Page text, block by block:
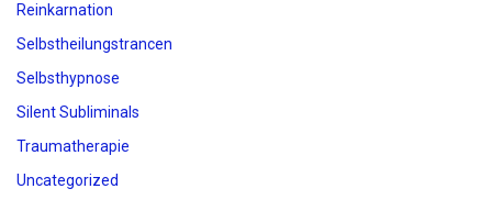
Reinkarnation
Selbstheilungstrancen
Selbsthypnose
Silent Subliminals
Traumatherapie
Uncategorized